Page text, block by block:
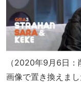
（2020年9月6日
画像で置き換えまし